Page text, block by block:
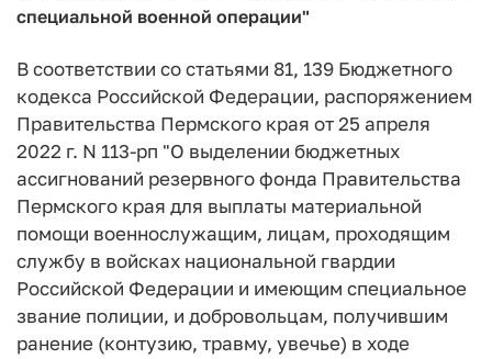
специальной военной операции"
В соответствии со статьями 81, 139 Бюджетного
кодекса Российской Федерации, распоряжением
Правительства Пермского края от 25 апреля
2022 г. N 113-рп "О выделении бюджетных
ассигнований резервного фонда Правительства
Пермского края для выплаты материальной
помощи военнослужащим, лицам, проходящим
службу в войсках национальной гвардии
Российской Федерации и имеющим специальное
звание полиции, и добровольцам, получившим
ранение (контузию, травму, увечье) в ходе